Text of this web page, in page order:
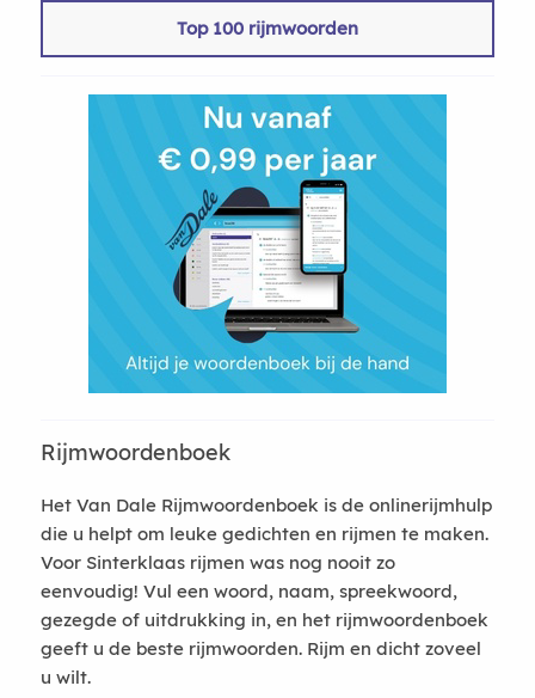
Top 100 rijmwoorden
Rijmwoordenboek
Het Van Dale Rijmwoordenboek is de onlinerijmhulp
die u helpt om leuke gedichten en rijmen te maken.
Voor Sinterklaas rijmen was nog nooit zo
eenvoudig! Vul een woord, naam, spreekwoord,
gezegde of uitdrukking in, en het rijmwoordenboek
geeft u de beste rijmwoorden. Rijm en dicht zoveel
u wilt.